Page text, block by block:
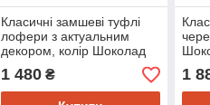
Класичні замшеві туфлі
лофери з актуальним
декором, колір Шоколад
1 480₴ 1